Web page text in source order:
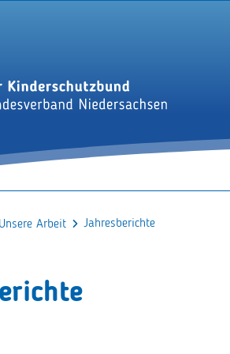
Unsere Arbeit Jahresberichte